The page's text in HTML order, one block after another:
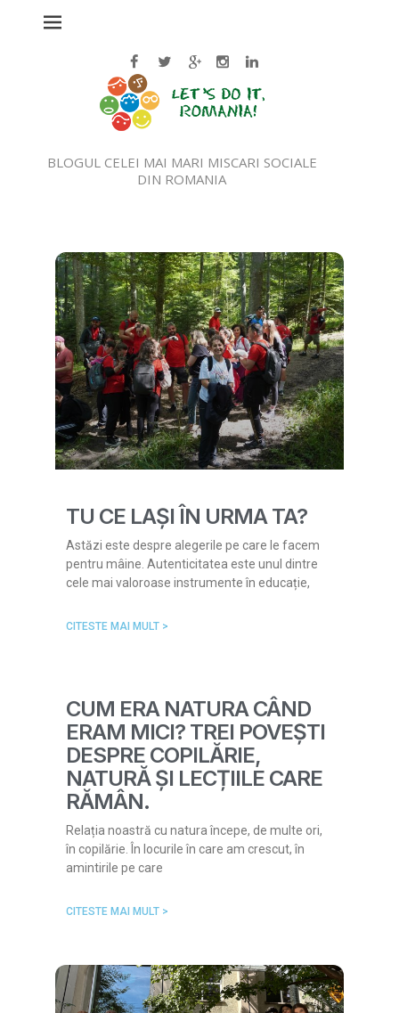
BLOGUL CELEI MAI MARI MISCARI SOCIALE
DIN ROMANIA
TU CE LAȘI ÎN URMA TA?
Astăzi este despre alegerile pe care le facem
pentru mâine. Autenticitatea este unul dintre
cele mai valoroase instrumente în educație,
CITESTE MAI MULT >
CUM ERA NATURA CÂND
ERAM MICI? TREI POVEȘTI
DESPRE COPILĂRIE,
NATURĂ ȘI LECȚIILE CARE
RĂMÂN.
Relația noastră cu natura începe, de multe ori,
în copilărie. În locurile în care am crescut, în
amintirile pe care
CITESTE MAI MULT >